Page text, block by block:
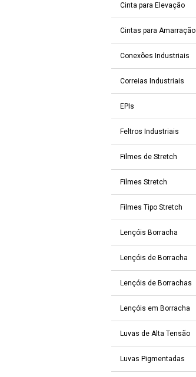
Cinta para Elevação
Cintas para Amarração
Conexões Industriais
Correias Industriais
EPIs
Feltros Industriais
Filmes de Stretch
Filmes Stretch
Filmes Tipo Stretch
Lençóis Borracha
Lençóis de Borracha
Lençóis de Borrachas
Lençóis em Borracha
Luvas de Alta Tensão
Luvas Pigmentadas